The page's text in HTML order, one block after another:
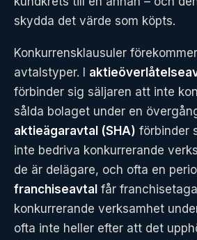
skydda det värde som köpts.
Konkurrensklausuler
avtalstyper. I
förbinder sig säljaren att inte
sålda bolaget under en
aktieägaravtal (SHA) förbinder
inte bedriva konkurrerande
de är delägare, och ofta en
franchiseavtal får
konkurrerande verksamhet
ofta inte heller efter att det